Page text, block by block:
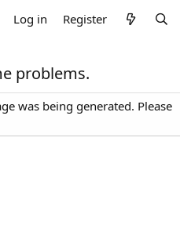
Log in Register
problems.
was being generated. Please